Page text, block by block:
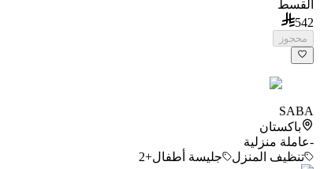
القسط
542
محجوز
SABA
باكستان
-عاملة منزلية
تنظيف المنزل
جليسة أطفال+2